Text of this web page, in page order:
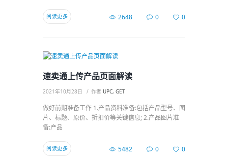
阅读更多 2648 0 0
速卖通上传产品页面解读
2021年10月28日 作者 UPC, GET
做好前期准备工作 1.产品资料准备:包括产品型号、图
片、标题、原价、折扣价等关键信息; 2.产品图片准
备:产品
阅读更多 5482 0 0